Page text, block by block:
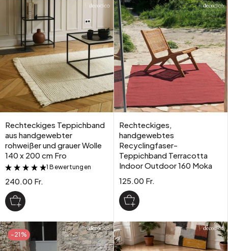
Rechteckiges Teppichband
aus handgewebter
rohweißer und grauer Wolle
140 x 200 cm Fro
&
1 Bewertungen
240.00 Fr.
Rechteckiges,
handgewebtes
Recyclingfaser-
Teppichband Terracotta
Indoor Outdoor 160 Moka
125.00 Fr.
-21%